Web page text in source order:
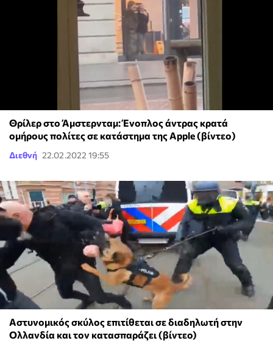
Θρίλερ στο Άμστερνταμ: Ένοπλος άντρας κρατά
ομήρους πολίτες σε κατάστημα της Apple (βίντεο)
Διεθνή 22.02.2022 19:55
Αστυνομικός σκύλος επιτίθεται σε διαδηλωτή στην
Ολλανδία και τον κατασπαράζει (βίντεο)